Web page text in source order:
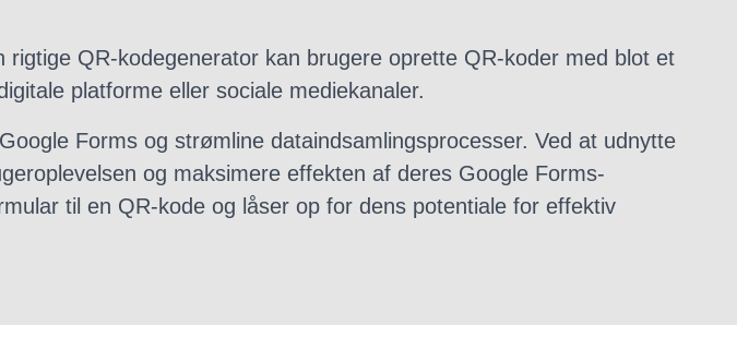
QR-kodegenerator kan brugere oprette QR-koder med blot et
platforme eller sociale mediekanaler.
Forms og strømline dataindsamlingsprocesser. Ved at udnytte
og maksimere effekten af ​​deres Google Forms-
til en QR-kode og låser op for dens potentiale for effektiv